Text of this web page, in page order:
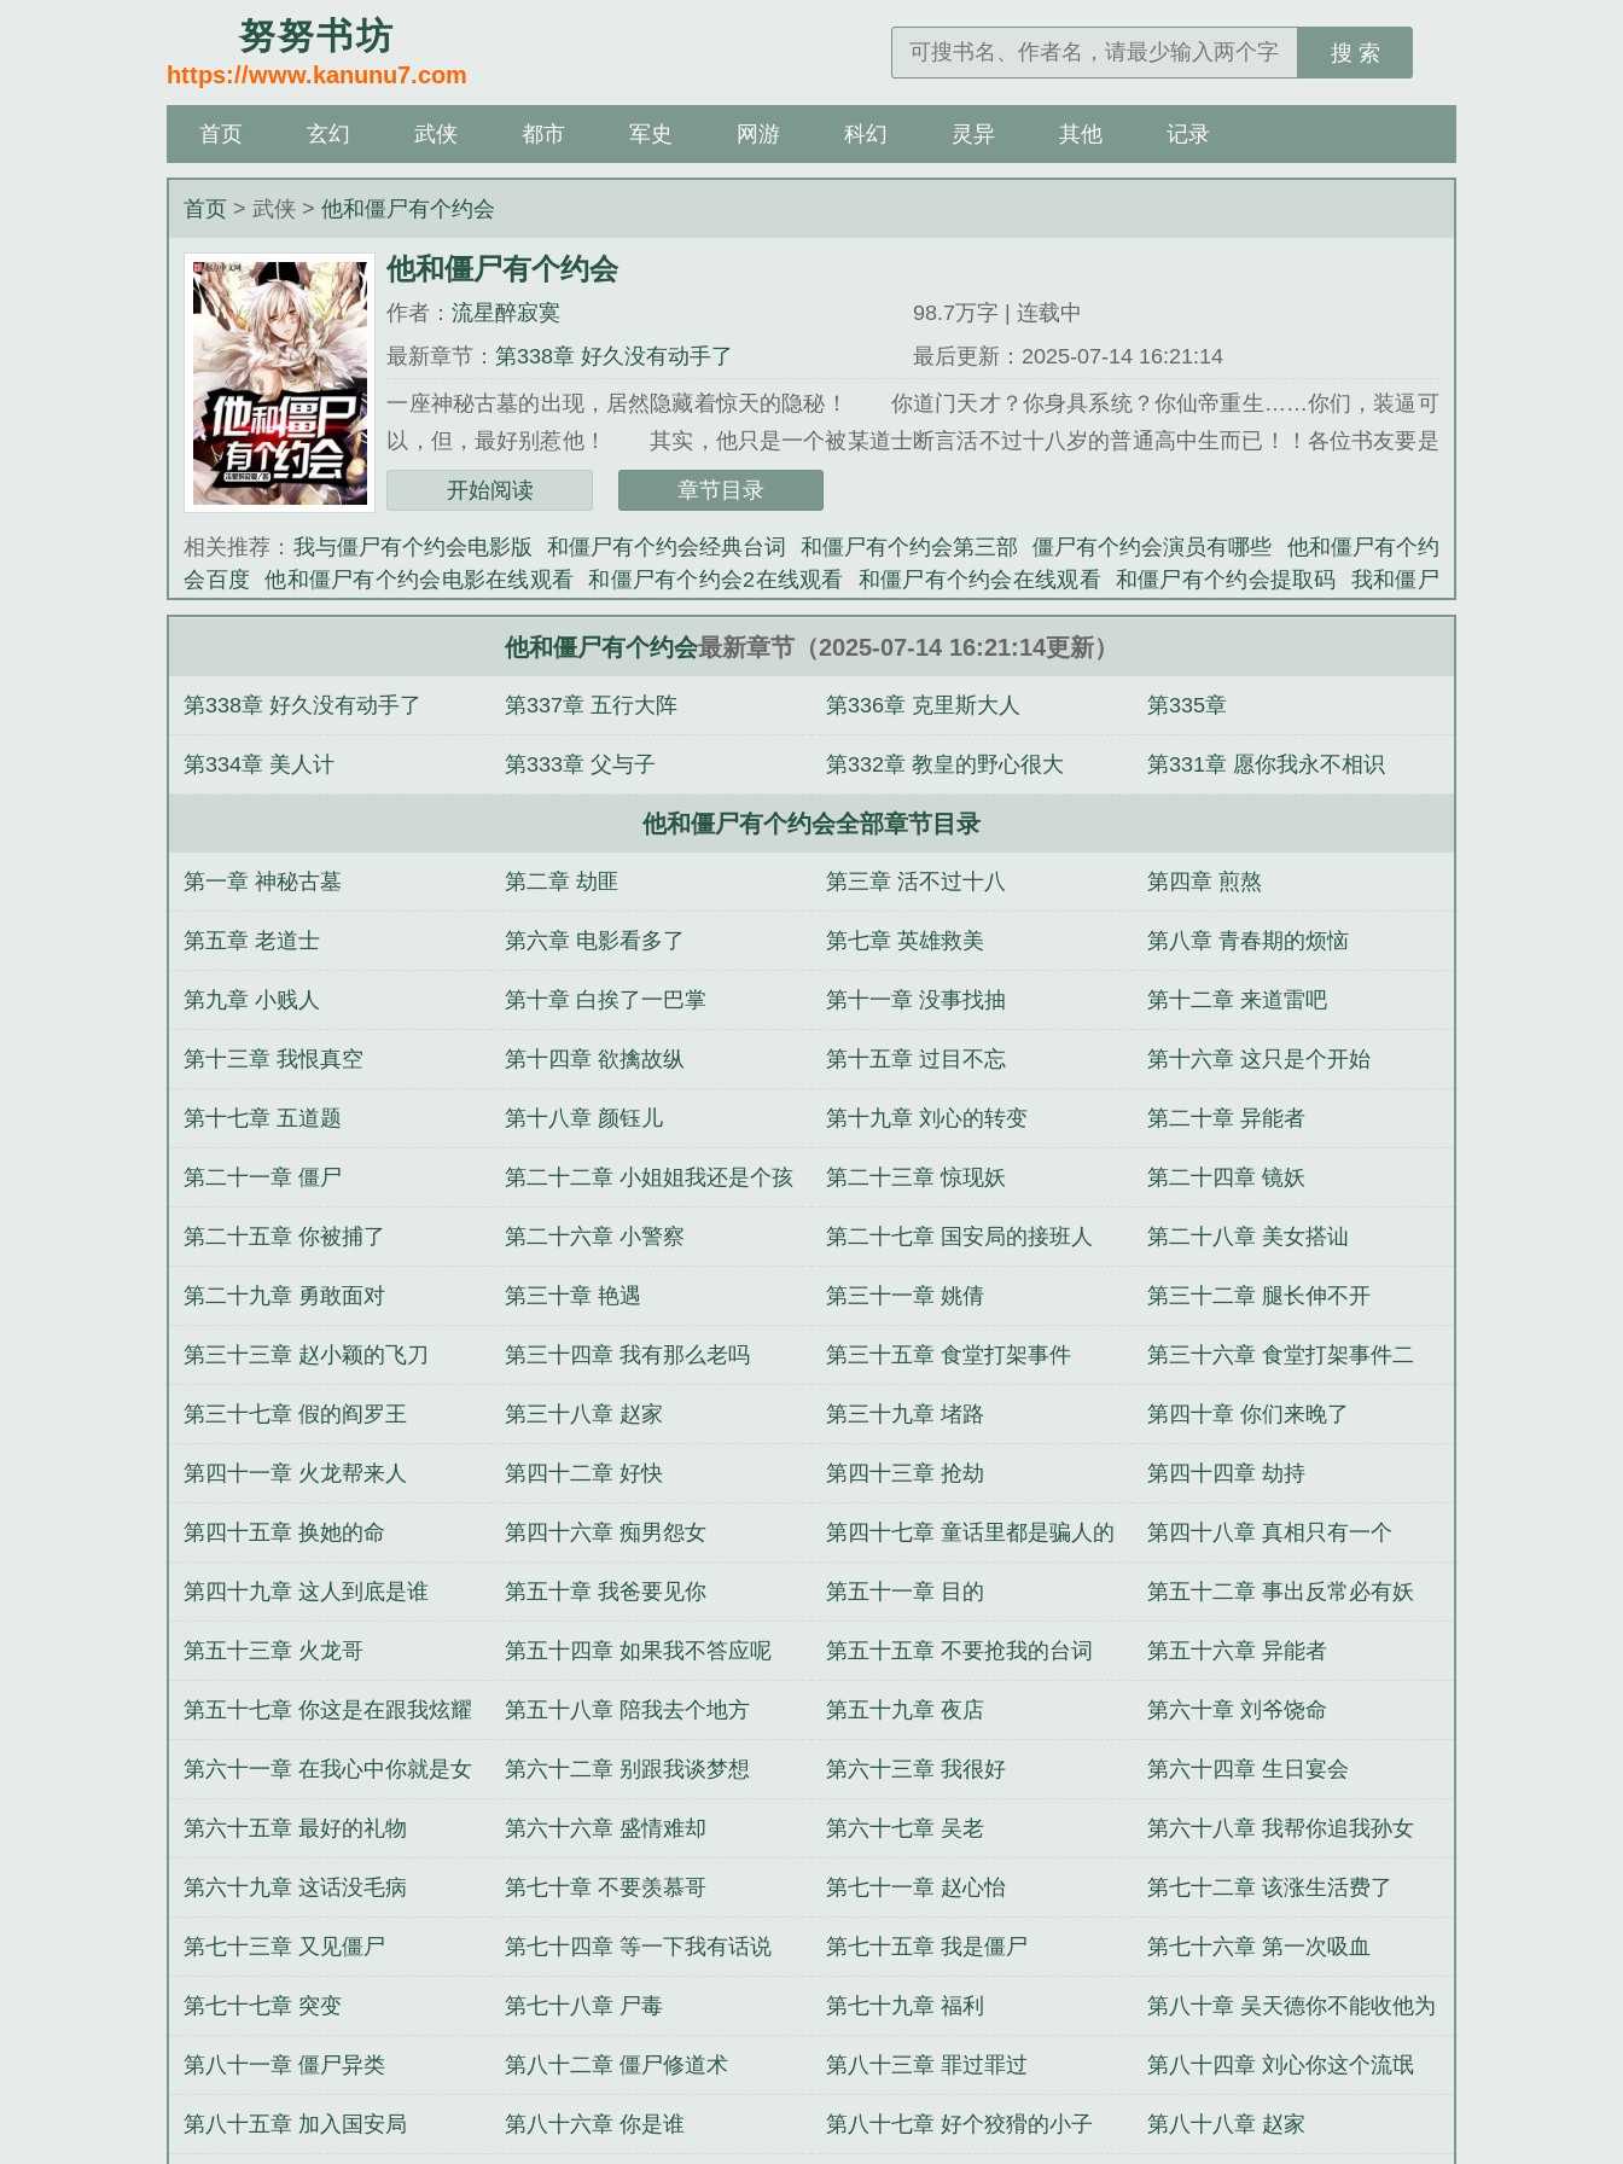
努努书坊
https://www.kanunu7.com
搜 索
首页 玄幻 武侠 都市 军史 网游 科幻 灵异 其他 记录
首页 > 武侠 >他和僵尸有个约会
他和僵尸有个约会
作者：流星醉寂寞
98.7万字 | 连载中
最新章节：第338章 好久没有动手了
最后更新：2025-07-14 16:21:14
一座神秘古墓的出现，居然隐藏着惊天的隐秘！ 你道门天才？你身具系统？你仙帝重生……你们，装逼可
以，但，最好别惹他！ 其实，他只是一个被某道士断言活不过十八岁的普通高中生而已！！各位书友要是
觉得《他和僵尸有个约会》还不错的话请不要忘记向您QQ群和微博里的朋友推荐哦！...
《他和僵尸有个约会》是流星醉寂寞精心创作的武侠类小说。
开始阅读 章节目录
相关推荐： 我与僵尸有个约会电影版 和僵尸有个约会经典台词 和僵尸有个约会第三部 僵尸有个约会演员有哪些
他和僵尸有个约
会百度
他和僵尸有个约会电影在线观看 和僵尸有个约会2在线观看 和僵尸有个约会在线观看 和僵尸有个约会提取码
我和僵尸
有个约会1主题曲 和僵尸有个约会电视剧 和僵尸有个约会主角 我和僵尸有个约会是什么意思 我和僵尸有个约会什么意思 和僵
我与僵尸有个约会第一部 我和僵尸有个约会救世者 僵尸我和僵尸有个约会 和僵尸有个约会主演
会男二
他和僵尸有个约会在线观看 我和僵尸有个约会3 我与僵尸有个约会1演员表 和僵尸有个约会最初是喜剧片吗
关系 与僵尸有个约会 我和僵尸有个约会 男主角 和僵尸有个约会女主角 僵尸和我有个约会 和僵尸有个约会第三在线播放
与僵尸有个约会3 我的异界地图集 神宠进化
英雄联盟大战王者荣耀 仙界公务员升职手册 魔法工业帝国
主系统
这个男人太会撩 快穿之酱油小姐 萌妻有毒：神秘总裁老公 红楼之混吃等死 乡村逍遥小神医 丧尸BOSS爱上软绵绵
他和僵尸有个约会最新章节（2025-07-14 16:21:14更新）
第338章 好久没有动手了 第337章 五行大阵 第336章 克里斯大人 第335章
第334章 美人计 第333章 父与子 第332章 教皇的野心很大 第331章 愿你我永不相识
他和僵尸有个约会全部章节目录
第一章 神秘古墓 第二章 劫匪 第三章 活不过十八 第四章 煎熬
第五章 老道士 第六章 电影看多了 第七章 英雄救美 第八章 青春期的烦恼
第九章 小贱人 第十章 白挨了一巴掌 第十一章 没事找抽 第十二章 来道雷吧
第十三章 我恨真空 第十四章 欲擒故纵 第十五章 过目不忘 第十六章 这只是个开始
第十七章 五道题 第十八章 颜钰儿 第十九章 刘心的转变 第二十章 异能者
第二十一章 僵尸 第二十二章 小姐姐我还是个孩
子
第二十三章 惊现妖 第二十四章 镜妖
第二十五章 你被捕了 第二十六章 小警察 第二十七章 国安局的接班人 第二十八章 美女搭讪
第二十九章 勇敢面对 第三十章 艳遇 第三十一章 姚倩 第三十二章 腿长伸不开
第三十三章 赵小颖的飞刀 第三十四章 我有那么老吗 第三十五章 食堂打架事件 第三十六章 食堂打架事件二
第三十七章 假的阎罗王 第三十八章 赵家 第三十九章 堵路 第四十章 你们来晚了
第四十一章 火龙帮来人 第四十二章 好快 第四十三章 抢劫 第四十四章 劫持
第四十五章 换她的命 第四十六章 痴男怨女 第四十七章 童话里都是骗人的 第四十八章 真相只有一个
第四十九章 这人到底是谁 第五十章 我爸要见你 第五十一章 目的 第五十二章 事出反常必有妖
第五十三章 火龙哥 第五十四章 如果我不答应呢 第五十五章 不要抢我的台词 第五十六章 异能者
第五十七章 你这是在跟我炫耀
吗
第五十八章 陪我去个地方 第五十九章 夜店 第六十章 刘爷饶命
第六十一章 在我心中你就是女
神
第六十二章 别跟我谈梦想 第六十三章 我很好 第六十四章 生日宴会
第六十五章 最好的礼物 第六十六章 盛情难却 第六十七章 吴老 第六十八章 我帮你追我孙女
第六十九章 这话没毛病 第七十章 不要羡慕哥 第七十一章 赵心怡 第七十二章 该涨生活费了
第七十三章 又见僵尸 第七十四章 等一下我有话说 第七十五章 我是僵尸 第七十六章 第一次吸血
第七十七章 突变 第七十八章 尸毒 第七十九章 福利 第八十章 吴天德你不能收他为
徒
第八十一章 僵尸异类 第八十二章 僵尸修道术 第八十三章 罪过罪过 第八十四章 刘心你这个流氓
第八十五章 加入国安局 第八十六章 你是谁 第八十七章 好个狡猾的小子 第八十八章 赵家